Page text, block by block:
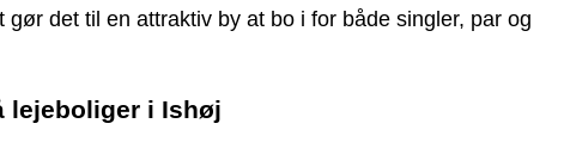
gør det til en attraktiv by at bo i for både singler, par og
lejeboliger i Ishøj